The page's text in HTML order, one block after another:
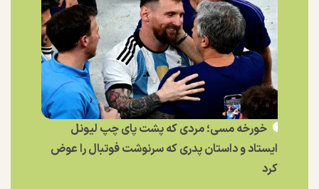
خورخه مسی؛ مردی که پشت پای چپ لیونل
ایستاد و داستان پدری که سرنوشت فوتبال را عوض
کرد